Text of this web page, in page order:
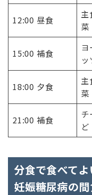
12:00 昼食
主
菜
15:00 補食
18:00 夕食
主
菜
21:00 補食
チ
ど
分食で食べて
妊娠糖尿病の